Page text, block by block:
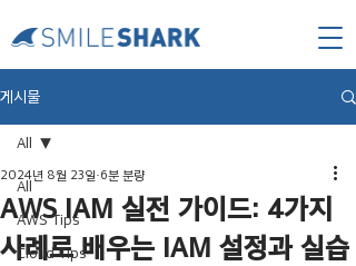
게시물
All
AWS Tips
Cloud Tips
All
AWS IAM 실전 가이드: 4가지
사례로 배우는 IAM 설정과 실습
2024년 8월 23일 6분 분량